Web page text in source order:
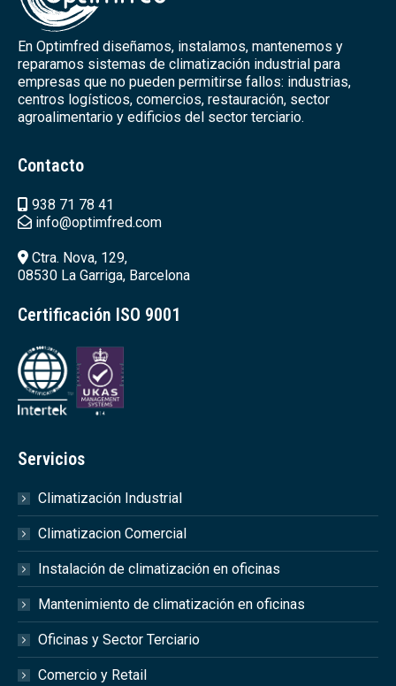
En Optimfred diseñamos, instalamos, mantenemos y
reparamos sistemas de climatización industrial para
empresas que no pueden permitirse fallos: industrias,
centros logísticos, comercios, restauración, sector
agroalimentario y edificios del sector terciario.
Contacto
938 71 78 41
info@optimfred.com
Ctra. Nova, 129,
08530 La Garriga, Barcelona
Certificación ISO 9001
Servicios
Climatización Industrial
Climatizacion Comercial
Instalación de climatización en oficinas
Mantenimiento de climatización en oficinas
Oficinas y Sector Terciario
Comercio y Retail